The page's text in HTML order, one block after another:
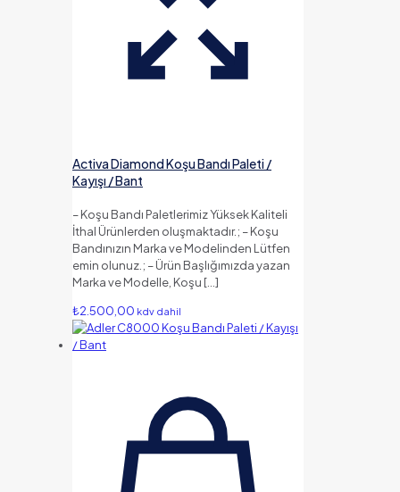
Activa Diamond Koşu Bandı Paleti /
Kayışı / Bant
– Koşu Bandı Paletlerimiz Yüksek Kaliteli
İthal Ürünlerden oluşmaktadır.; – Koşu
Bandınızın Marka ve Modelinden Lütfen
emin olunuz.; – Ürün Başlığımızda yazan
Marka ve Modelle, Koşu […]
₺2.500,00 kdv dahil